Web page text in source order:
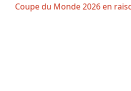
Coupe du Monde 2026 en